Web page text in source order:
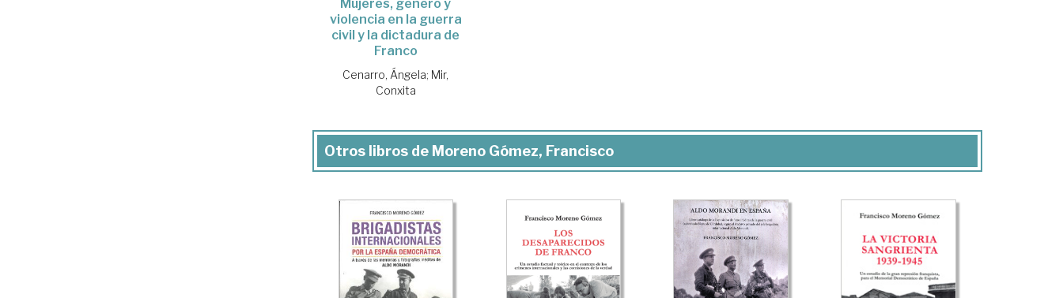
Mujeres, género y
violencia en la guerra
civil y la dictadura de
Franco
Cenarro, Ángela; Mir,
Conxita
Otros libros de Moreno Gómez, Francisco